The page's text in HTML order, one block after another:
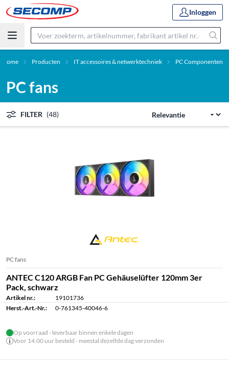
Inloggen
Home Producten IT accessoires & netwerktechniek PC Componenten
PC fans
FILTER (48)
PC fans
ANTEC C120 ARGB Fan PC Gehäuselüfter 120mm 3er
Pack, schwarz
Artikel nr.:
19101736
Herst.-Art.-Nr.:
0-761345-40046-6
Op voorraad - leverbaar binnen enkele dagen
Voor 14.00 uur besteld - meestal dezelfde dag verzonden